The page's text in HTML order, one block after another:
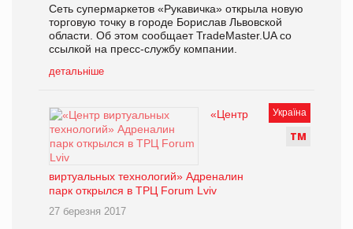
Сеть супермаркетов «Рукавичка» открыла новую
торговую точку в городе Борислав Львовской
области. Об этом сообщает TradeMaster.UA со
ссылкой на пресс-службу компании.
детальніше
Україна
ТМ
«Центр
виртуальных технологий» Адреналин
парк открылся в ТРЦ Forum Lviv
27 березня 2017